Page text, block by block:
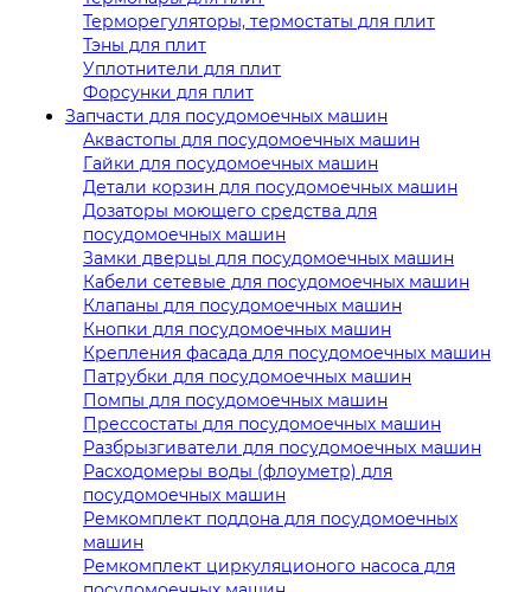
Терморегуляторы, термостаты для плит
Тэны для плит
Уплотнители для плит
Форсунки для плит
Запчасти для посудомоечных машин
Аквастопы для посудомоечных машин
Гайки для посудомоечных машин
Детали корзин для посудомоечных машин
Дозаторы моющего средства для
посудомоечных машин
Замки дверцы для посудомоечных машин
Кабели сетевые для посудомоечных машин
Клапаны для посудомоечных машин
Кнопки для посудомоечных машин
Крепления фасада для посудомоечных машин
Патрубки для посудомоечных машин
Помпы для посудомоечных машин
Прессостаты для посудомоечных машин
Разбрызгиватели для посудомоечных машин
Расходомеры воды (флоуметр) для
посудомоечных машин
Ремкомплект поддона для посудомоечных
машин
Ремкомплект циркуляционого насоса для